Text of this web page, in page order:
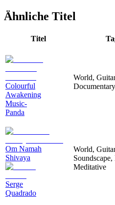
Ähnliche Titel
Titel
Colourful
Awakening
Music-
Panda
World,
Om Namah
Shivaya
Serge
Quadrado
World,
Meditative